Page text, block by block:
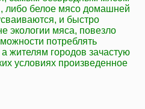
либо белое мясо домашней
и быстро
экологии мяса, повезло
потреблять
жителям городов зачастую
условиях произведенное